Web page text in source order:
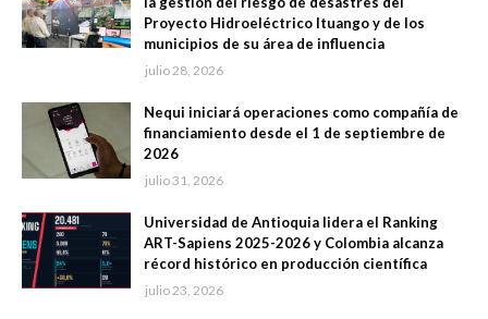
Proyecto Hidroeléctrico Ituango y de los
municipios de su área de influencia
julio 28, 2026
Nequi iniciará operaciones como compañía de
financiamiento desde el 1 de septiembre de
2026
julio 31, 2026
Universidad de Antioquia lidera el Ranking
ART-Sapiens 2025-2026 y Colombia alcanza
récord histórico en producción científica
julio 23, 2026